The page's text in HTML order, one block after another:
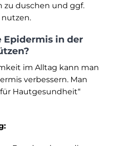
zu duschen und ggf.
Epidermis in der
im Alltag kann man
verbessern. Man
Hautgesundheit“